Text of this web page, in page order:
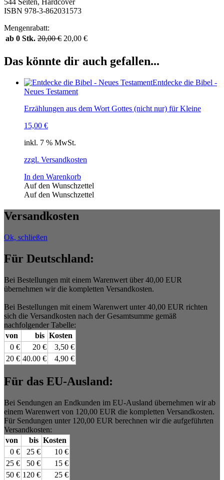
544 Seiten, Hardcover
ISBN 978-3-862031573
Mengenrabatt:
ab 0 Stk. 20,00€ 20,00 €
Das könnte dir auch gefallen...
Entdecke die Bibel -
Neues Testament
Erzählungen aus dem Wort Gottes (nicht nur) für Kleine
15,00 €
inkl. 7 % MwSt.
zzgl. Versandkosten
In den Warenkorb
Auf den Wunschzettel
Auf den Wunschzettel
Versandkosten
Ok, schließen
Für Deutschland:
Bei Bestellungen mit einem Warenwert über 40,00 EUR
übernehmen wir die kompletten Versandkosten.
Bei Bestellungen mit einem Warenwert unter 40,00 EUR richten
sich die Versandkosten nach der Gesamtsumme gemäß
nachfolgender Tabelle:
von
bis Kosten
0 €
20 €
3,50 €
20 € 40.00 € 4,90 €
Für das EU-Ausland:
Bei Sendungen an Endkunden im EU-Ausland übernehmen wir ab
einem Warenwert von 120,00 EUR die kompletten Versandkosten.
Für Sendungen unter 120,00 EUR berechnen wir die aufgeführten
Versandkosten:
von
bis Kosten
0 €
25 €
10 €
25 €
50 €
15 €
50 € 120 €
25 €